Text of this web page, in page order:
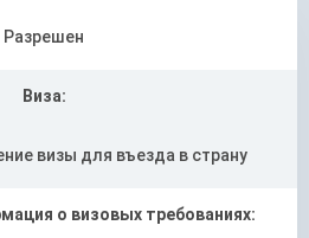
Разрешен
Виза:
визы для въезда в страну
о визовых требованиях: